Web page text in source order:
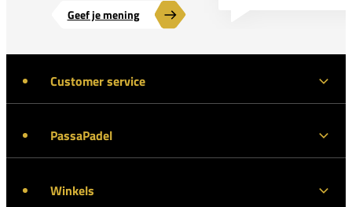
Geef je mening
Customer service
PassaPadel
Winkels